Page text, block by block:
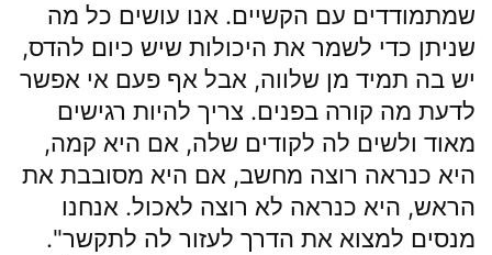
שמתמודדים עם הקשיים. אנו עושים כל מה
שניתן כדי לשמר את היכולות שיש כיום להדס,
יש בה תמיד מן שלווה, אבל אף פעם אי אפשר
לדעת מה קורה בפנים. צריך להיות רגישים
מאוד ולשים לה לקודים שלה, אם היא קמה,
היא כנראה רוצה מחשב, אם היא מסובבת את
הראש, היא כנראה לא רוצה לאכול. אנחנו
מנסים למצוא את הדרך לעזור לה לתקשר".